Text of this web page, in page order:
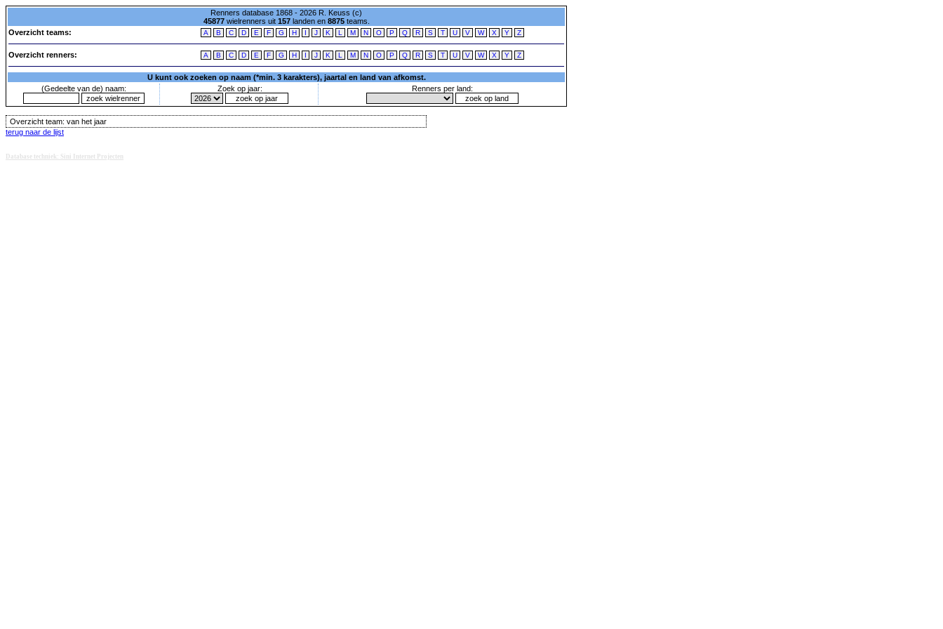
Renners database 1868 - 2026 R. Keuss (c)
45877wielrenners uit 157landen en 8875teams.
Overzicht teams:
A B C D E F G H I J K L M N O P Q R S T U V W X Y Z
Overzicht renners: A B C D E F G H I J K L M N O P Q R S T U V W X Y Z
U kunt ook zoeken op naam (*min. 3 karakters), jaartal en land van afkomst.
(Gedeelte van de) naam:
Zoek op jaar: Renners per land:
Overzicht team: van het jaar
terug naar de lijst
Database techniek: Sini Internet Projecten